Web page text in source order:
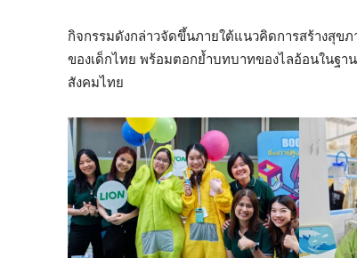
กิจกรรมดังกล่าวจัดขึ้นภายใต้แนวคิดการสร้างสุข
ของเด็กไทย พร้อมตอกย้ำบทบาทของไลอ้อนในฐ
สังคมไทย